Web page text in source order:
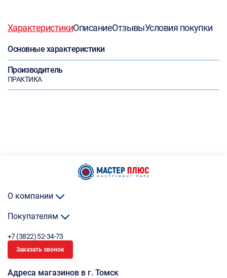
ХарактеристикиОписаниеОтзывыУсловия покупки
Основные характеристики
Производитель
ПРАКТИКА
О компании
Покупателям
+7 (3822) 52-34-73
Заказать звонок
Адреса магазинов в г. Томск